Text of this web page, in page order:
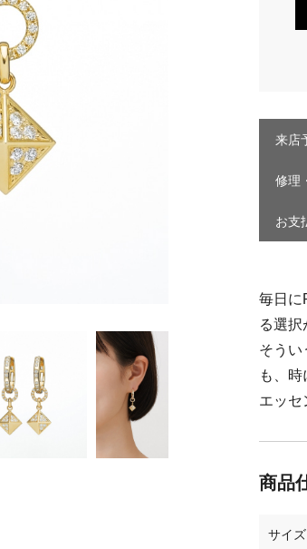
来店
修理
お支
毎日に
る選択
そうい
も、
エッセ
サイズ